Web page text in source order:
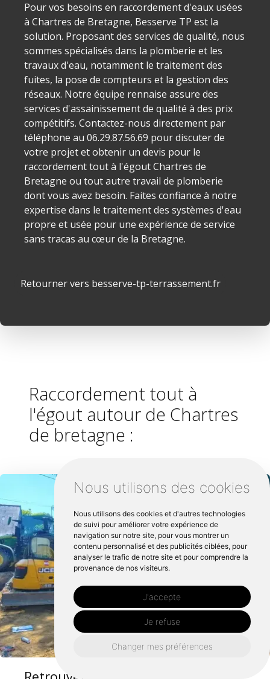
Nous utilisons des cookies
Nous utilisons des cookies et d'autres technologies
de suivi pour améliorer votre expérience de
navigation sur notre site, pour vous montrer un
contenu personnalisé et des publicités ciblées, pour
analyser le trafic de notre site et pour comprendre la
provenance de nos visiteurs.
J'accepte
Je refuse
Changer mes préférences
Pour vos besoins en raccordement d'eaux usées
à Chartres de Bretagne, Besserve TP est la
solution. Proposant des services de qualité, nous
sommes spécialisés dans la plomberie et les
travaux d'eau, notamment le traitement des
fuites, la pose de compteurs et la gestion des
réseaux. Notre équipe rennaise assure des
services d'assainissement de qualité à des prix
compétitifs. Contactez-nous directement par
téléphone au 06.29.87.56.69 pour discuter de
votre projet et obtenir un devis pour le
raccordement tout à l'égout Chartres de
Bretagne ou tout autre travail de plomberie
dont vous avez besoin. Faites confiance à notre
expertise dans le traitement des systèmes d'eau
propre et usée pour une expérience de service
sans tracas au cœur de la Bretagne.
Retourner vers besserve-tp-terrassement.fr
Raccordement tout à
l'égout autour de Chartres
de bretagne :
Retrouvez nous également ici :